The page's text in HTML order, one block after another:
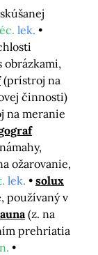
lek.
(prístroj na
činnosti)
na meranie
ožarovanie,
lek.
solux
používaný v
(z. na
prehriatia